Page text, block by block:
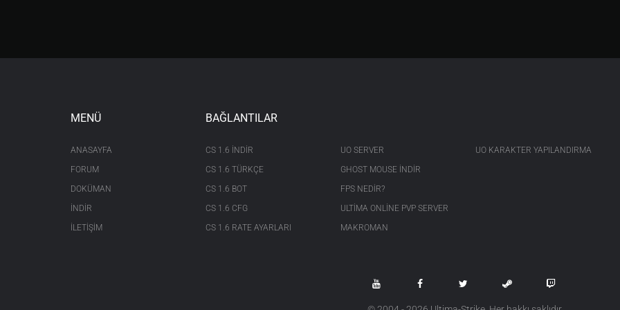
MENÜ
ANASAYFA
FORUM
DOKÜMAN
İNDİR
İLETİŞİM
BAĞLANTILAR
CS 1.6 INDIR
CS 1.6 TÜRKÇE
CS 1.6 BOT
CS 1.6 CFG
CS 1.6 RATE AYARLARI
UO SERVER
GHOST MOUSE INDIR
FPS NEDIR?
ULTIMA ONLINE PVP SERVER
MAKROMAN
UO KARAKTER YAPILANDIRMA